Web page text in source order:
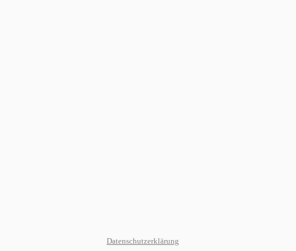
Datenschutzerklärung